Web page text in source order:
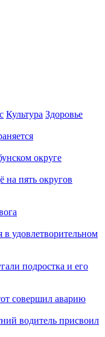
Культура Здоровье
округе
на пять округов
удовлетворительном
подростка и его
совершил аварию
водитель присвоил